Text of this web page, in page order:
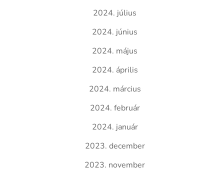
2024. július
2024. június
2024. május
2024. április
2024. március
2024. február
2024. január
2023. december
2023. november